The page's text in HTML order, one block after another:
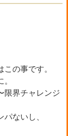
の事です。
限界チャレンジ
ないし、